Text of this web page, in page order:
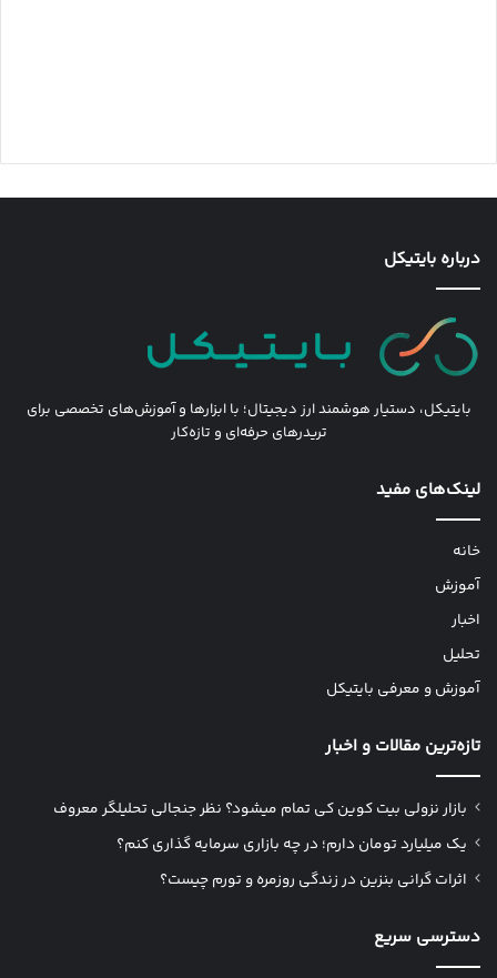
درباره بایتیکل
بایتیکل، دستیار هوشمند ارز دیجیتال؛ با ابزارها و آموزش‌های تخصصی برای
تریدرهای حرفه‌ای و تازه‌کار
لینک‌های مفید
خانه
آموزش
اخبار
تحلیل
آموزش و معرفی بایتیکل
تازه‌ترین مقالات و اخبار
بازار نزولی بیت کوین کی تمام میشود؟ نظر جنجالی تحلیلگر معروف
یک میلیارد تومان دارم؛ در چه بازاری سرمایه گذاری کنم؟
اثرات گرانی بنزین در زندگی روزمره و تورم چیست؟
دسترسی سریع